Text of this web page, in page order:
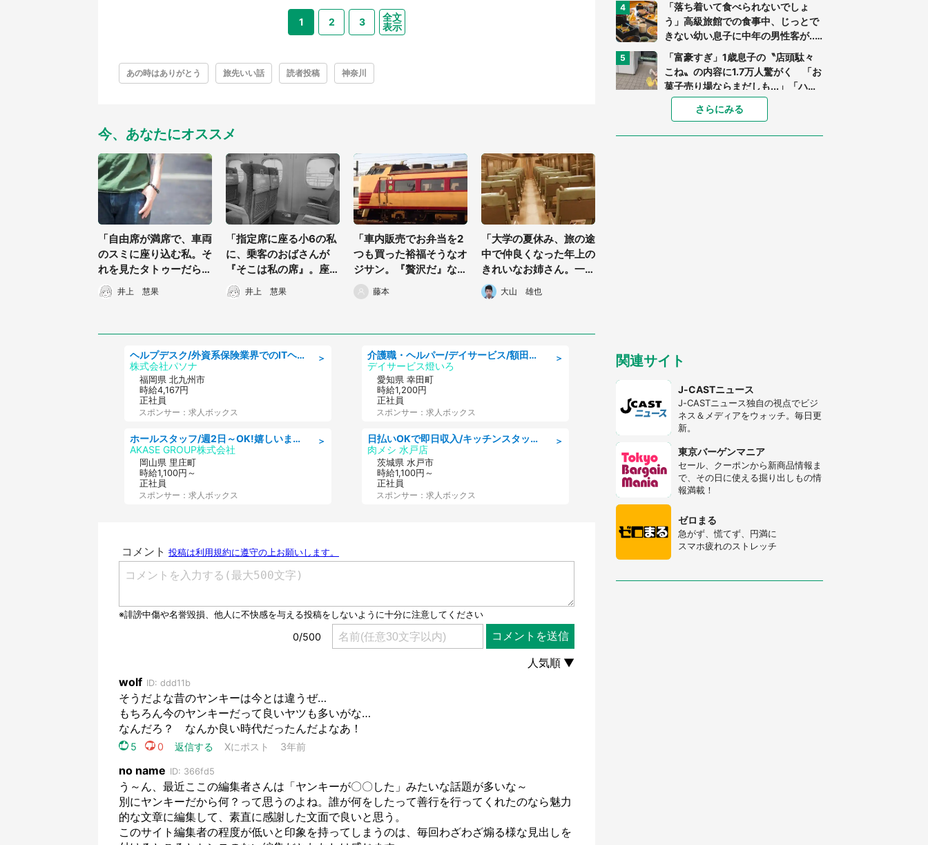
1 2 3
全文
表示
あの時はありがとう 旅先いい話 読者投稿 神奈川
今、あなたにオススメ
「自由席が満席で、車両
のスミに座り込む私。そ
れを見たタトゥーだらけ
の男が近づいてきて...」
（愛知県・40代女性）
井上 慧果
「指定席に座る小6の私
に、乗客のおばさんが
『そこは私の席』。座席
番号は合っていたの
に...」（富山県・20代
井上 慧果
「車内販売でお弁当を2
つも買った裕福そうなオ
ジサン。『贅沢だ』なん
て思ったけど、彼はその
弁当を...」（住所性別不
藤本
「大学の夏休み、旅の途
中で仲良くなった年上の
きれいなお姉さん。一緒
に船を降りると、黒塗り
の車が..」 (大阪府・70
大山 雄也
＞
ヘルプデスク/外資系保険業界でのITヘルプデスク業務/駅近/即日勤務可/ヘルプデスク
株式会社パソナ
福岡県 北九州市
時給4,167円
正社員
スポンサー：求人ボックス
＞
ホールスタッフ/週2日～OK!嬉しいまかない付き/岡山県/浅口郡里庄町
AKASE GROUP株式会社
岡山県 里庄町
時給1,100円～
正社員
スポンサー：求人ボックス
＞
介護職・ヘルパー/デイサービス/額田郡幸田町/JR東海道本線 幸田/愛知県
デイサービス燈いろ
愛知県 幸田町
時給1,200円
正社員
スポンサー：求人ボックス
＞
日払いOKで即日収入/キッチンスタッフ/デリバリー業務など、自己成長可能な幅広い仕事に挑戦!髪型自由&ピアス・ネイルOK/茨城県/水戸市
肉メシ 水戸店
茨城県 水戸市
時給1,100円～
正社員
スポンサー：求人ボックス
「落ち着いて食べられないでしょ
う」高級旅館での食事中、じっとで
きない幼い息子に中年の男性客が...
（東京都・40代男性）
「富豪すぎ」1歳息子の〝店頭駄々
こね〟の内容に1.7万人驚がく 「お
菓子売り場ならまだしも...」「ハー
ドル高い」
あまりにも四角すぎる猫、激写され
る 「これもう座布団だろ」「食パ
ンの耳」と1.4万人困惑
求めると、住人の男性が...」
さらにみる
関連サイト
J-CASTニュース
J-CASTニュース独自の視点でビジ
ネス＆メディアをウォッチ。毎日更
新。
東京バーゲンマニア
セール、クーポンから新商品情報ま
で、その日に使える掘り出しもの情
報満載！
ゼロまる
急がず、慌てず、円満に
スマホ疲れのストレッチ